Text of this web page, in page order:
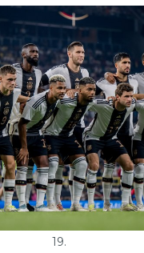
19.